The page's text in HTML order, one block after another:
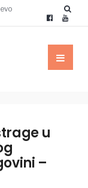
u
–